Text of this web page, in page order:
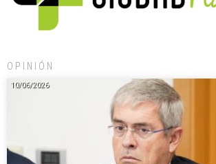
OPINIÓN
10/06/2026